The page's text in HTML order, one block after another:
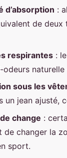
d’absorption :
de
respirantes :
sous les
un jean ajusté,
change :
de changer la
sport.